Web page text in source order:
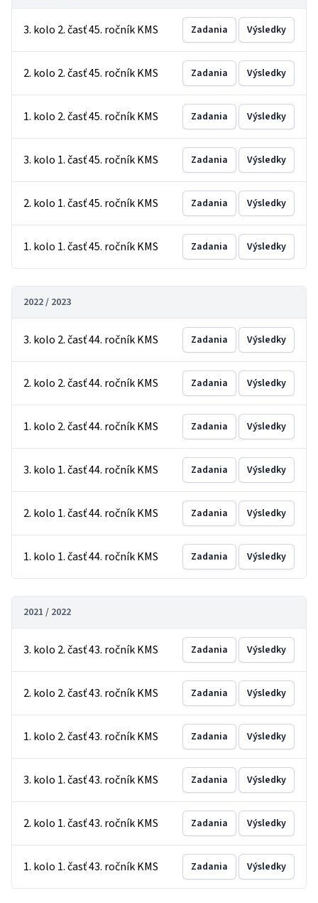
3. kolo 2. časť 45. ročník KMS Zadania Výsledky
2. kolo 2. časť 45. ročník KMS Zadania Výsledky
1. kolo 2. časť 45. ročník KMS Zadania Výsledky
3. kolo 1. časť 45. ročník KMS Zadania Výsledky
2. kolo 1. časť 45. ročník KMS Zadania Výsledky
1. kolo 1. časť 45. ročník KMS Zadania Výsledky
2022 / 2023
3. kolo 2. časť 44. ročník KMS Zadania Výsledky
2. kolo 2. časť 44. ročník KMS Zadania Výsledky
1. kolo 2. časť 44. ročník KMS Zadania Výsledky
3. kolo 1. časť 44. ročník KMS Zadania Výsledky
2. kolo 1. časť 44. ročník KMS Zadania Výsledky
1. kolo 1. časť 44. ročník KMS Zadania Výsledky
2021 / 2022
3. kolo 2. časť 43. ročník KMS Zadania Výsledky
2. kolo 2. časť 43. ročník KMS Zadania Výsledky
1. kolo 2. časť 43. ročník KMS Zadania Výsledky
3. kolo 1. časť 43. ročník KMS Zadania Výsledky
2. kolo 1. časť 43. ročník KMS Zadania Výsledky
1. kolo 1. časť 43. ročník KMS Zadania Výsledky